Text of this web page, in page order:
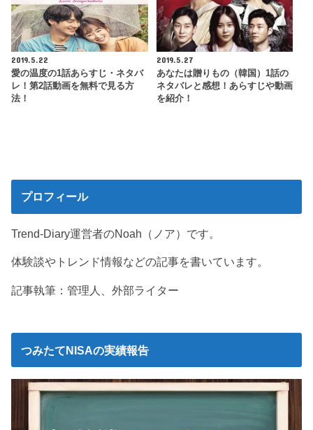
2019.5.22
愛の温度の1話あらすじ・ネタバ
レ！第2話動画を無料で見る方
法！
2019.5.27
あなたは贈りもの（韓国）1話の
ネタバレと感想！あらすじや動画
を紹介！
プロフィール
Trend-Diary運営者のNoah（ノア）です。
体験談やトレンド情報などの記事を書いています。
記事執筆：管理人、外部ライター
つみたてNISAの実績報告